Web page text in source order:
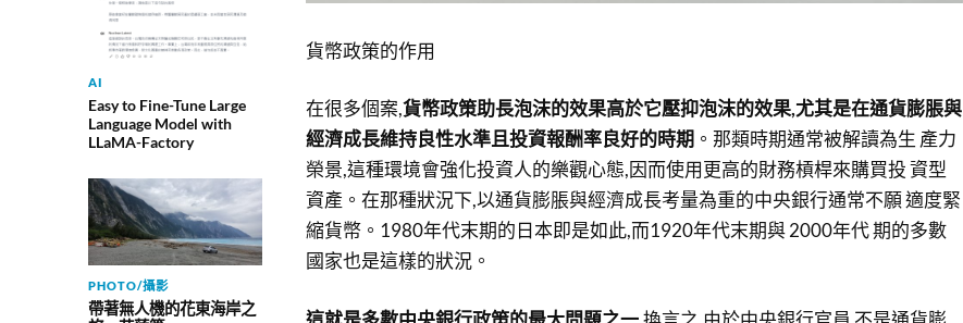
AI
Easy to Fine-Tune Large
Language Model with
LLaMA-Factory
PHOTO/攝影
帶著無人機的花東海岸之
貨幣政策的作用
在很多個案,貨幣政策助長泡沫的效果高於它壓抑泡沫的效果,尤其是在通貨膨脹與
經濟成長維持良性水準且投資報酬率良好的時期 。那類時期通常被解讀為生 產力
榮景,這種環境會強化投資人的樂觀心態,因而使用更高的財務槓桿來購買投 資型
資產。在那種狀況下,以通貨膨脹與經濟成長考量為重的中央銀行通常不願 適度緊
縮貨幣。1980年代末期的日本即是如此,而1920年代末期與 2000年代 期的多數
國家也是這樣的狀況。